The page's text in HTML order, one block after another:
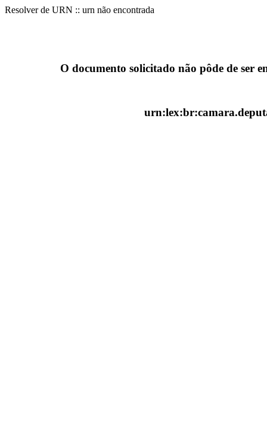
Resolver de URN :: urn não encontrada
O documento solicitado não pôde de ser